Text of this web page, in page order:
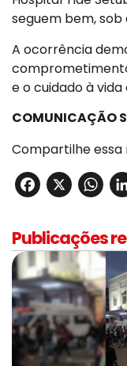
seguem bem,
A ocorrência
e o cuidado à
COMUNICAÇÃO
Compartilhe essa
X
Publicações